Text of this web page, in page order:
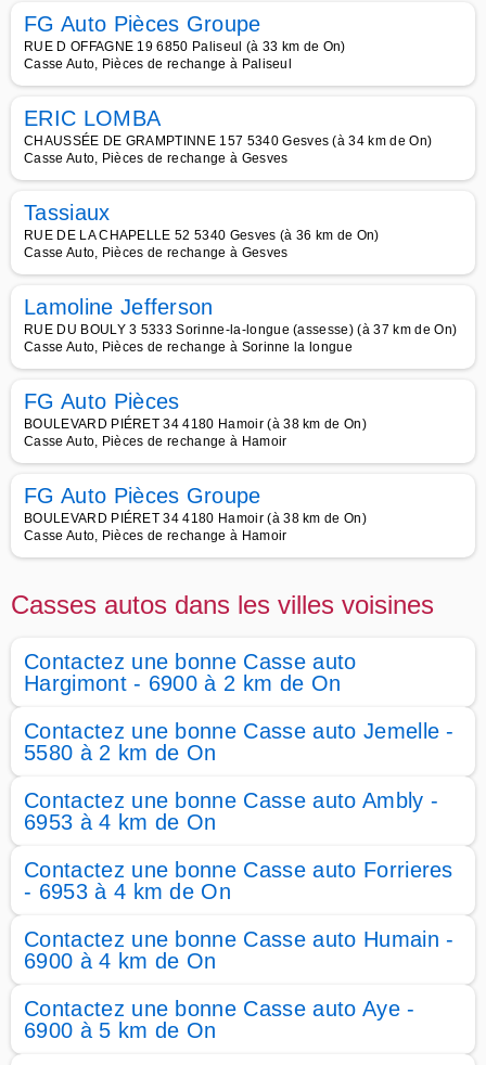
FG Auto Pièces Groupe
RUE D OFFAGNE 19 6850 Paliseul (à 33 km de On)
Casse Auto, Pièces de rechange à Paliseul
ERIC LOMBA
CHAUSSÉE DE GRAMPTINNE 157 5340 Gesves (à 34 km de On)
Casse Auto, Pièces de rechange à Gesves
Tassiaux
RUE DE LA CHAPELLE 52 5340 Gesves (à 36 km de On)
Casse Auto, Pièces de rechange à Gesves
Lamoline Jefferson
RUE DU BOULY 3 5333 Sorinne-la-longue (assesse) (à 37 km de On)
Casse Auto, Pièces de rechange à Sorinne la longue
FG Auto Pièces
BOULEVARD PIÉRET 34 4180 Hamoir (à 38 km de On)
Casse Auto, Pièces de rechange à Hamoir
FG Auto Pièces Groupe
BOULEVARD PIÉRET 34 4180 Hamoir (à 38 km de On)
Casse Auto, Pièces de rechange à Hamoir
Casses autos dans les villes voisines
Contactez une bonne Casse auto
Hargimont - 6900 à 2 km de On
Contactez une bonne Casse auto Jemelle -
5580 à 2 km de On
Contactez une bonne Casse auto Ambly -
6953 à 4 km de On
Contactez une bonne Casse auto Forrieres
- 6953 à 4 km de On
Contactez une bonne Casse auto Humain -
6900 à 4 km de On
Contactez une bonne Casse auto Aye -
6900 à 5 km de On